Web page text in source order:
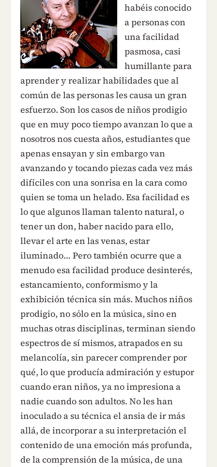
habéis conocido
a personas con
una facilidad
pasmosa, casi
humillante para
aprender y realizar habilidades que al
común de las personas les causa un gran
esfuerzo. Son los casos de niños prodigio
que en muy poco tiempo avanzan lo que a
nosotros nos cuesta años, estudiantes que
apenas ensayan y sin embargo van
avanzando y tocando piezas cada vez más
difíciles con una sonrisa en la cara como
quien se toma un helado. Esa facilidad es
lo que algunos llaman talento natural, o
tener un don, haber nacido para ello,
llevar el arte en las venas, estar
iluminado… Pero también ocurre que a
menudo esa facilidad produce desinterés,
estancamiento, conformismo y la
exhibición técnica sin más. Muchos niños
prodigio, no sólo en la música, sino en
muchas otras disciplinas, terminan siendo
espectros de sí mismos, atrapados en su
melancolía, sin parecer comprender por
qué, lo que producía admiración y estupor
cuando eran niños, ya no impresiona a
nadie cuando son adultos. No les han
inoculado a su técnica el ansia de ir más
allá, de incorporar a su interpretación el
contenido de una emoción más profunda,
de la comprensión de la música, de una